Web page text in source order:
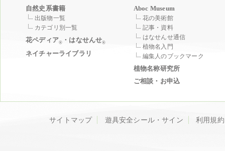
自然史系書籍
出版物一覧
カテゴリ別一覧
花ペディア® ・はなせんせ®
ネイチャーライブラリ
Aboc Museum
花の美術館
記事・資料
はなせんせ通信
植物名入門
編集人のブックマーク
植物名称研究所
ご相談・お申込
サイトマップ 遊具安全シール・サイン 利用規約